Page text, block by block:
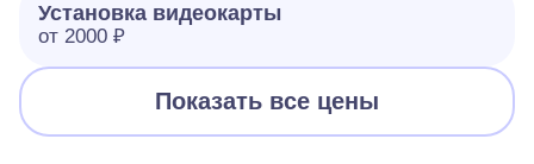
Установка видеокарты
от 2000 ₽
Показать все цены